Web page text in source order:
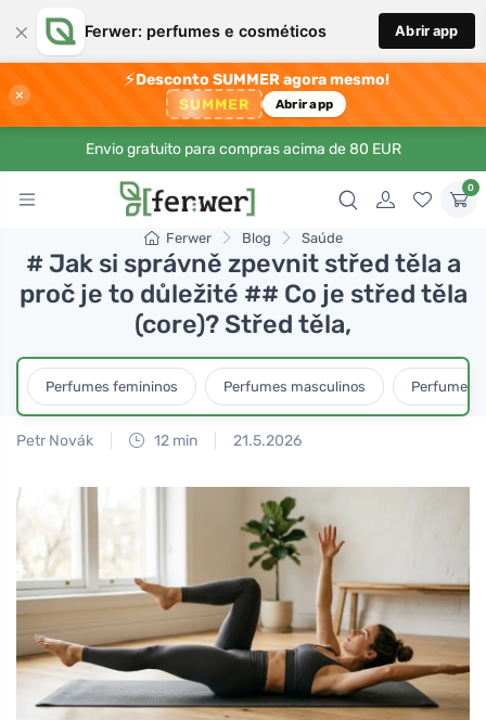
× Ferwer: perfumes e cosméticos Abrir app
×
⚡Desconto SUMMER agora mesmo!
SUMMER Abrir app
Envio gratuito para compras acima de 80 EUR
0
Ferwer Blog Saúde
# Jak si správně zpevnit střed těla a
proč je to důležité ## Co je střed těla
(core)? Střed těla,
Perfumes femininos Perfumes masculinos Perfumes
Petr Novák 12 min 21.5.2026